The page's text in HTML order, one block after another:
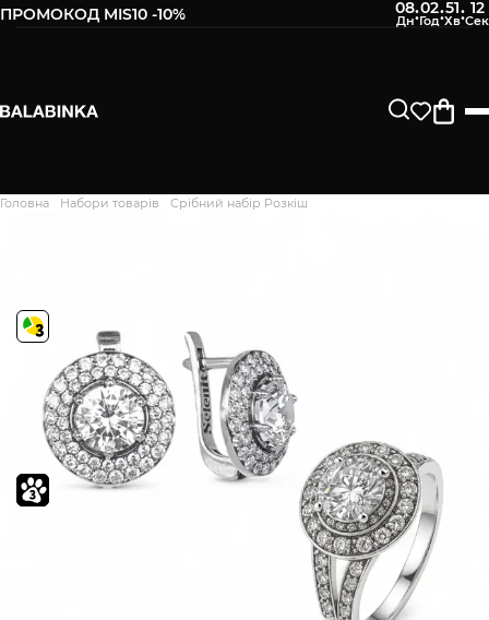
ПРОМОКОД MIS10 -10% 08:02:51: 11
Головна Набори товарів Срібний набір Розкіш
Дякуємо. Ваш відгук